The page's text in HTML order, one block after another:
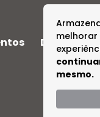
melhorar
mesmo.
Dúvidas